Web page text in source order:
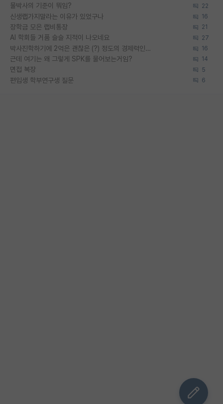
물박사의 기준이 뭐임? 22
신생랩가지말라는 이유가 있었구나 16
장학금 모은 랩비통장 21
AI 학회들 거품 슬슬 지적이 나오네요 27
박사진학하기에 2억은 괜찮은 (?) 정도의 경제력인가요 16
근데 여기는 왜 그렇게 SPK를 물어보는거임? 14
면접 복장 5
편입생 학부연구생 질문 6